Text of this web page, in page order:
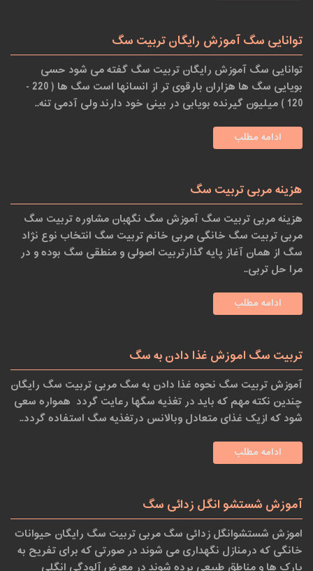
توانایی سگ آموزش رایگان تربیت سگ
توانایی سگ آموزش رایگان تربیت سگ گفته می شود حسی
بویایی سگ ها هزاران بارقوی تر از انسانها است سگ ها ( 220 ‏-
120 ‏) میلیون گیرنده بویابی در بینی خود دارند ولی آدمی تنه..
ادامه مطلب
هزینه مربی تربیت سگ
هزینه مربی تربیت سگ آموزش سگ نگهبان مشاوره تربیت سگ
مربی تربیت سگ خانگی مربی خانم تربیت سگ انتخاب نوع نژاد
سگ از همان آغاز پایه گذارتربیت اصولی و منطقی سگ بوده و در
مرا حل تربی..
ادامه مطلب
تربیت سگ اموزش ‏غذا دادن به سگ
آموزش تربیت سگ نحوه غذا دادن به سگ مربی تربیت سگ رایگان
چندین نکته مهم که باید در تغذیه سگها رعایت گردد همواره سعی
شود که ازیک غذای متعادل وبالانس درتغذیه سگ استفاده گردد..
ادامه مطلب
آموزش شستشو انگل زدائی سگ
اموزش شستشوانگل زدائی سگ مربی تربیت سگ رایگان حیوانات
خانگی که درمنازل نگهداری می شوند در صورتی که برای تفریح به